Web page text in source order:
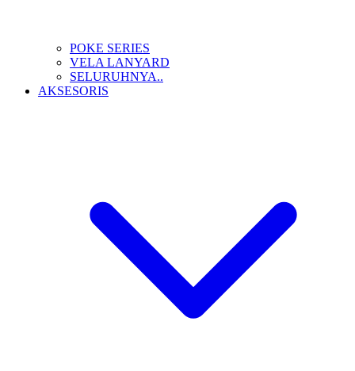
POKE SERIES
VELA LANYARD
SELURUHNYA..
AKSESORIS